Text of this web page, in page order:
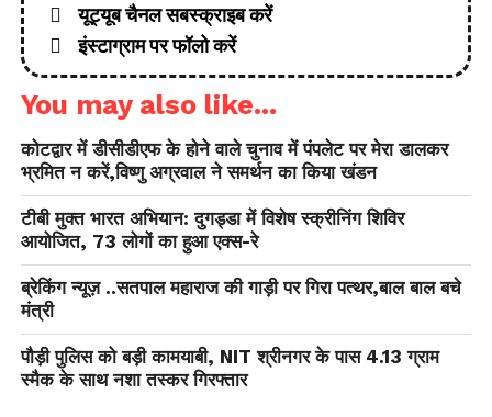
यूट्यूब चैनल सबस्क्राइब करें
इंस्टाग्राम पर फॉलो करें
You may also like...
कोटद्वार में डीसीडीएफ के होने वाले चुनाव में पंपलेट पर मेरा डालकर
भ्रमित न करें,विष्णु अग्रवाल ने समर्थन का किया खंडन
टीबी मुक्त भारत अभियान: दुगड्डा में विशेष स्क्रीनिंग शिविर
आयोजित, 73 लोगों का हुआ एक्स-रे
ब्रेकिंग न्यूज़ ..सतपाल महाराज की गाड़ी पर गिरा पत्थर,बाल बाल बचे
मंत्री
पौड़ी पुलिस को बड़ी कामयाबी, NIT श्रीनगर के पास 4.13 ग्राम
स्मैक के साथ नशा तस्कर गिरफ्तार